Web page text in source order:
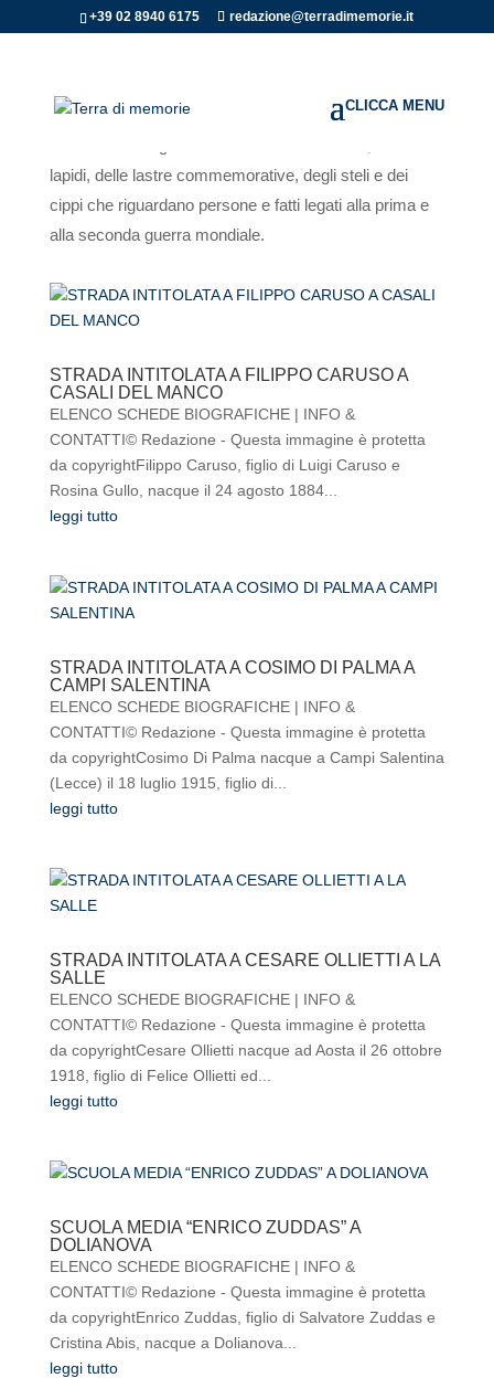
+39 02 8940 6175 redazione@terradimemorie.it
In continuo aggiornamento, l’archivio delle Terre della
lapidi, delle lastre commemorative, degli steli e dei
cippi che riguardano persone e fatti legati alla prima e
alla seconda guerra mondiale.
STRADA INTITOLATA A FILIPPO CARUSO A
CASALI DEL MANCO
ELENCO SCHEDE BIOGRAFICHE | INFO &
CONTATTI© Redazione - Questa immagine è protetta
da copyrightFilippo Caruso, figlio di Luigi Caruso e
Rosina Gullo, nacque il 24 agosto 1884...
leggi tutto
STRADA INTITOLATA A COSIMO DI PALMA A
CAMPI SALENTINA
ELENCO SCHEDE BIOGRAFICHE | INFO &
CONTATTI© Redazione - Questa immagine è protetta
da copyrightCosimo Di Palma nacque a Campi Salentina
(Lecce) il 18 luglio 1915, figlio di...
leggi tutto
STRADA INTITOLATA A CESARE OLLIETTI A LA
SALLE
ELENCO SCHEDE BIOGRAFICHE | INFO &
CONTATTI© Redazione - Questa immagine è protetta
da copyrightCesare Ollietti nacque ad Aosta il 26 ottobre
1918, figlio di Felice Ollietti ed...
leggi tutto
SCUOLA MEDIA “ENRICO ZUDDAS” A
DOLIANOVA
ELENCO SCHEDE BIOGRAFICHE | INFO &
CONTATTI© Redazione - Questa immagine è protetta
da copyrightEnrico Zuddas, figlio di Salvatore Zuddas e
Cristina Abis, nacque a Dolianova...
leggi tutto